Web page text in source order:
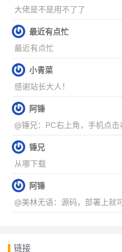
大佬是不是用不了了
最近有点忙
最近有点忙
小青菜
感谢站长大人！
阿锤
@锤兄：PC右上角，手机点击
锤兄
从哪下载
阿锤
@美林无语：源码，部署上就
链接